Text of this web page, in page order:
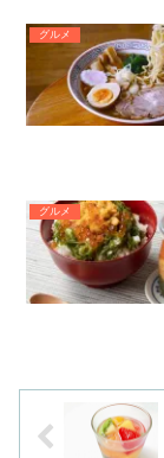
グルメ
グルメ